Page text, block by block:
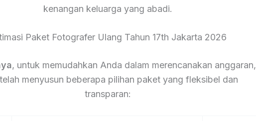
kenangan keluarga yang abadi.
Paket Fotografer Ulang Tahun 17th Jakarta 2026
, untuk memudahkan Anda dalam merencanakan anggaran,
menyusun beberapa pilihan paket yang fleksibel dan
transparan: